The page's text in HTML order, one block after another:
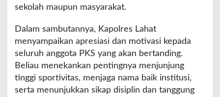
sekolah maupun masyarakat.
Dalam sambutannya, Kapolres Lahat
menyampaikan apresiasi dan motivasi kepada
seluruh anggota PKS yang akan bertanding.
Beliau menekankan pentingnya menjunjung
tinggi sportivitas, menjaga nama baik institusi,
serta menunjukkan sikap disiplin dan tanggung